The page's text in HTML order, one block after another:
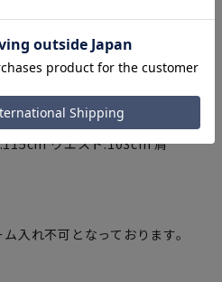
ウエスト:97cm 肩幅:45cm
ウエスト:100cm 肩
ウエスト:103cm 肩
入れ不可となっております。